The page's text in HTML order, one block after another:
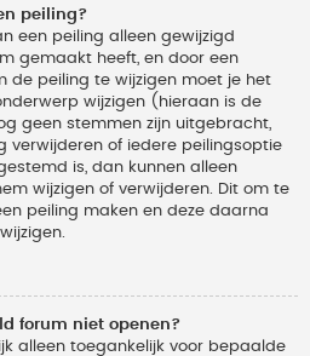
peiling?
een peiling alleen gewijzigd
gemaakt heeft, en door een
de peiling te wijzigen moet je het
wijzigen (hieraan is de
geen stemmen zijn uitgebracht,
verwijderen of iedere peilingsoptie
is, dan kunnen alleen
wijzigen of verwijderen. Dit om te
peiling maken en deze daarna
forum niet openen?
alleen toegankelijk voor bepaalde